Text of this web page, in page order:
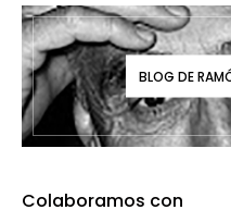
BLOG DE
Colaboramos con